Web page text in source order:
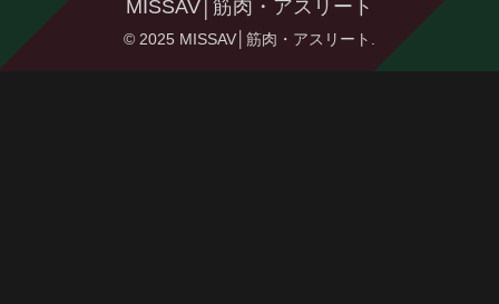
MISSAV│筋肉・アスリート
© 2025 MISSAV│筋肉・アスリート.